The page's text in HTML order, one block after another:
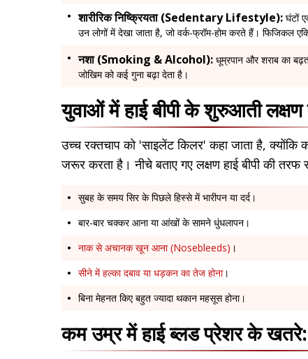
शारीरिक निष्क्रियता (Sedentary Lifestyle): घंटों
उन लोगों में देखा जाता है, जो वर्क-फ्रॉम-होम करते हैं। फिजिकल
नशा (Smoking & Alcohol): धूम्रपान और शराब का
जोखिम को कई गुना बढ़ा देता है।
युवाओं में हाई बीपी के शुरुआती लक्षण
उच्च रक्तचाप को 'साइलेंट किलर' कहा जाता है, क्योंकि
जरूर करता है। नीचे बताए गए लक्षण हाई बीपी की
सुबह के समय सिर के पिछले हिस्से में भारीपन या दर्द।
बार-बार चक्कर आना या आंखों के सामने धुंधलापन।
नाक से अचानक खून आना (Nosebleeds) ।
सीने में हल्का दबाव या धड़कन का तेज होना।
बिना मेहनत किए बहुत ज्यादा थकान महसूस होना।
कम उम्र में हाई ब्लड प्रेशर के